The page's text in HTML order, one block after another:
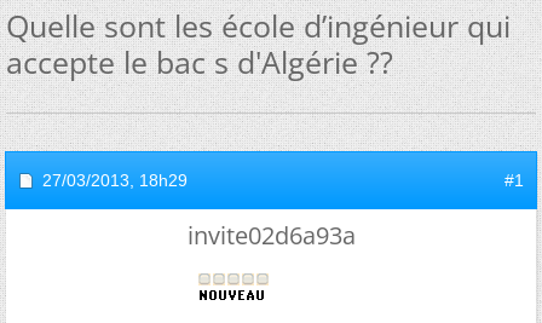
Quelle sont les école d’ingénieur qui
accepte le bac s d'Algérie ??
27/03/2013, 18h29 #1
invite02d6a93a